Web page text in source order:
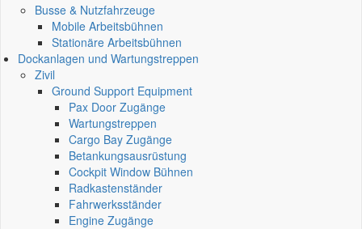
Busse & Nutzfahrzeuge
Mobile Arbeitsbühnen
Stationäre Arbeitsbühnen
Dockanlagen und Wartungstreppen
Zivil
Ground Support Equipment
Pax Door Zugänge
Wartungstreppen
Cargo Bay Zugänge
Betankungsausrüstung
Cockpit Window Bühnen
Radkastenständer
Fahrwerksständer
Engine Zugänge